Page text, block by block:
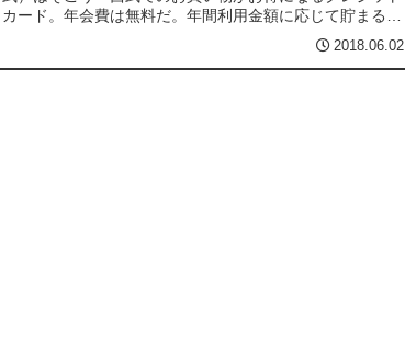
カード。年会費は無料だ。年間利用金額に応じて貯まるポ
イントは同居家族と合算でき、通常のポイントカード「ミ
レニアムカード」「クラブ・オンカード」の...
2018.06.02